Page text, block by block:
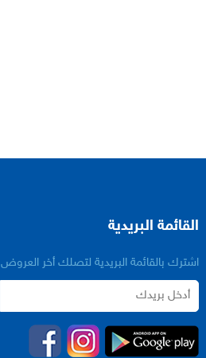
القائمة البريدية
اشترك بالقائمة البريدية لتصلك أخر العروض